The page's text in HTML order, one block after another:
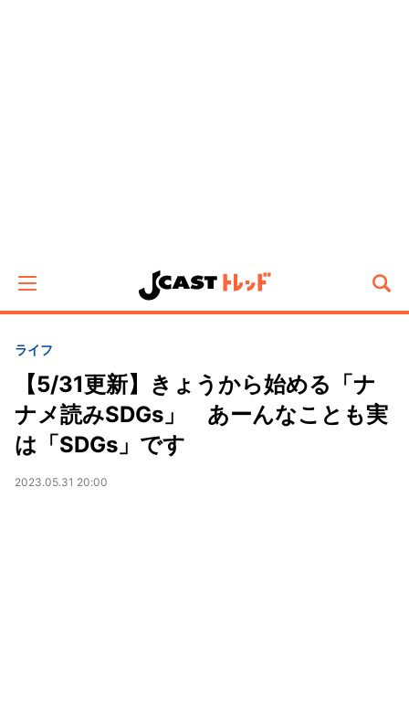
ライフ
【5/31更新】きょうから始める「ナ
ナメ読みSDGs」 あーんなことも実
は「SDGs」です
2023.05.31 20:00